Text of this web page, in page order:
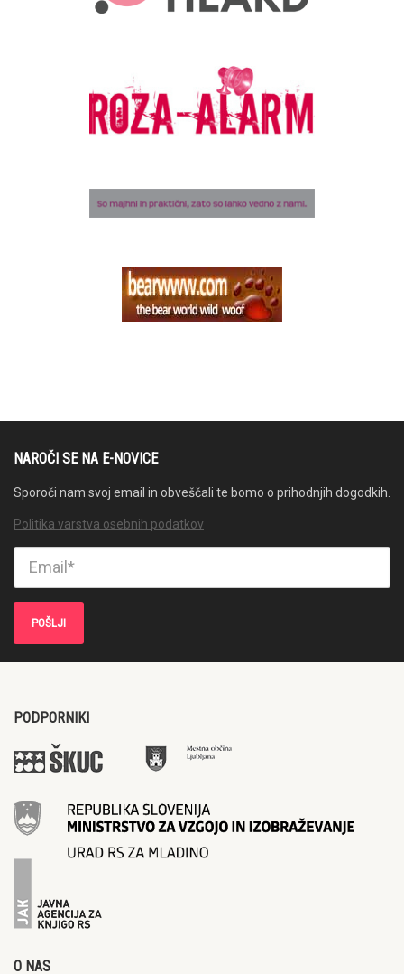
NAROČI SE NA E-NOVICE
Sporoči nam svoj email in obveščali te bomo o prihodnjih dogodkih.
Politika varstva osebnih podatkov
PODPORNIKI
O NAS